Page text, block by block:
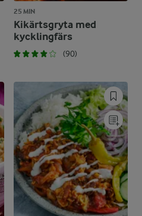
25 MIN
Kikärtsgryta med
kycklingfärs
(90)